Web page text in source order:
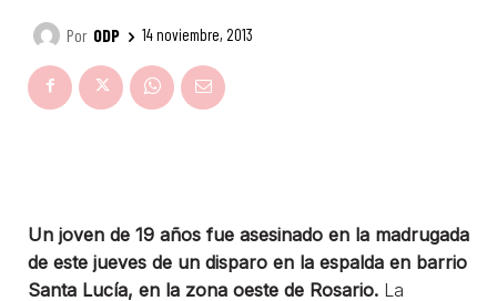
Por ODP 14 noviembre, 2013
Un joven de 19 años fue asesinado en la madrugada
de este jueves de un disparo en la espalda en barrio
Santa Lucía, en la zona oeste de Rosario. La